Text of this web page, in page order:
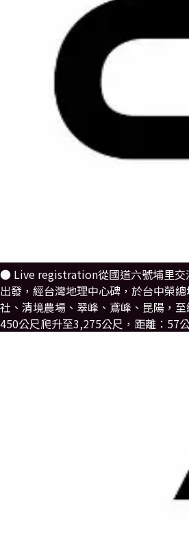
● Live registration從國道六號埔里交
出發，經台灣地理中心碑，於台中榮
社、清境農場、翠峰、鳶峰、昆陽，
450公尺爬升至3,275公尺，距離：57